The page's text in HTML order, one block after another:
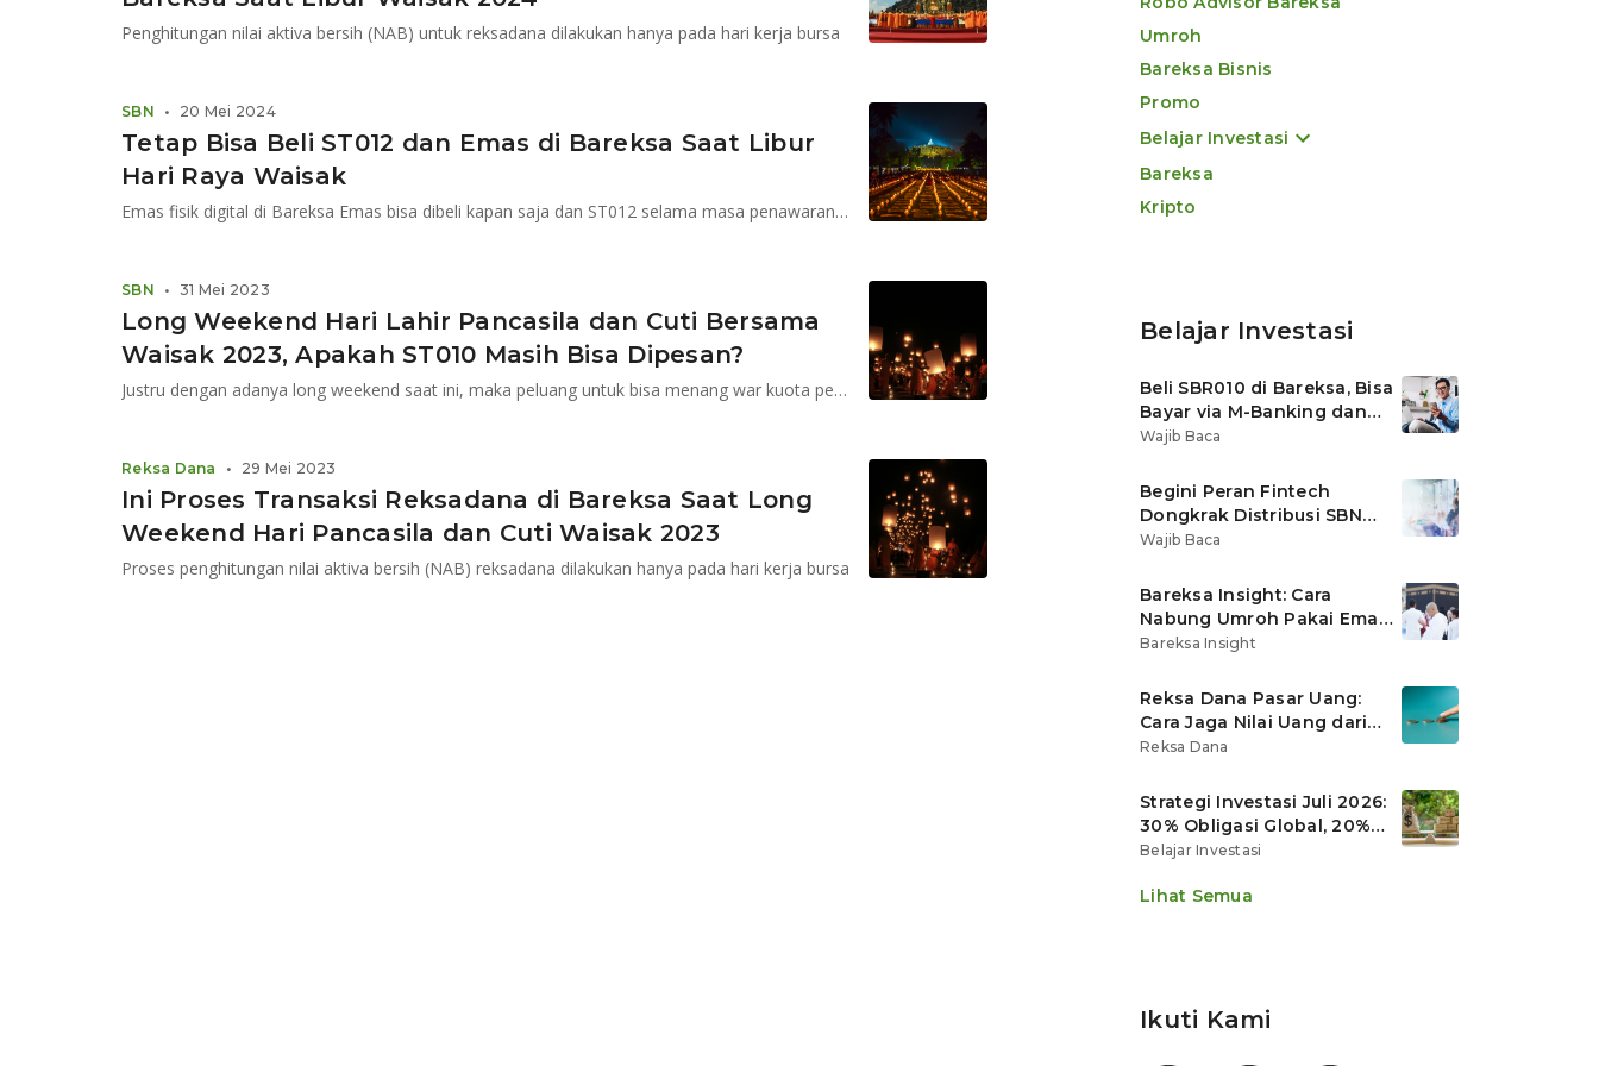
Penghitungan nilai aktiva bersih (NAB) untuk reksadana dilakukan hanya pada hari kerja bursa
Tetap Bisa Beli ST012 dan Emas di Bareksa Saat Libur
Hari Raya Waisak
Emas fisik digital di Bareksa Emas bisa dibeli kapan saja dan ST012 selama masa penawaran dan target penerbitannya masih ada
SBN • 20 Mei 2024
Long Weekend Hari Lahir Pancasila dan Cuti Bersama
Waisak 2023, Apakah ST010 Masih Bisa Dipesan?
Justru dengan adanya long weekend saat ini, maka peluang untuk bisa menang war kuota pemesanan ST010 jadi semakin besar
SBN • 31 Mei 2023
Ini Proses Transaksi Reksadana di Bareksa Saat Long
Weekend Hari Pancasila dan Cuti Waisak 2023
Proses penghitungan nilai aktiva bersih (NAB) reksadana dilakukan hanya pada hari kerja bursa
Reksa Dana • 29 Mei 2023
Umroh
Bareksa Bisnis
Promo
Belajar Investasi
Bareksa
Kripto
Belajar Investasi
Beli SBR010 di Bareksa, Bisa
Bayar via M-Banking dan
OVO di Tokopedia
Wajib Baca
Begini Peran Fintech
Dongkrak Distribusi SBN
Ritel
Wajib Baca
Bareksa Insight: Cara
Nabung Umroh Pakai Emas
Digital agar Nilainya
Bareksa Insight
Reksa Dana Pasar Uang:
Cara Jaga Nilai Uang dari
Gerusan Inflasi
Reksa Dana
Strategi Investasi Juli 2026:
30% Obligasi Global, 20%
Emas, Saham Ekspor Jadi
Belajar Investasi
Lihat Semua
Ikuti Kami